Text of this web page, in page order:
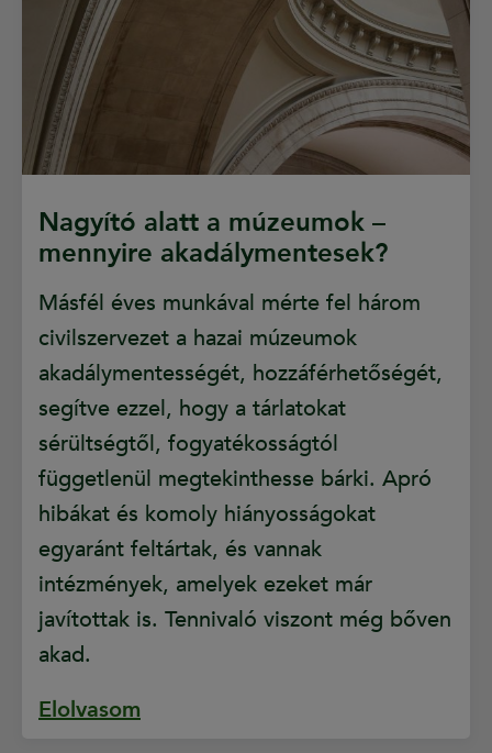
Nagyító alatt a múzeumok –
mennyire akadálymentesek?
Másfél éves munkával mérte fel három
civilszervezet a hazai múzeumok
akadálymentességét, hozzáférhetőségét,
segítve ezzel, hogy a tárlatokat
sérültségtől, fogyatékosságtól
függetlenül megtekinthesse bárki. Apró
hibákat és komoly hiányosságokat
egyaránt feltártak, és vannak
intézmények, amelyek ezeket már
javítottak is. Tennivaló viszont még bőven
akad.
Elolvasom